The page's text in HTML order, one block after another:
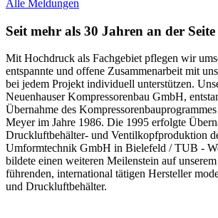
Alle Meldungen
Seit mehr als 30 Jahren an der
Mit Hochdruck als Fachgebiet pflegen wir
entspannte und offene Zusammenarbeit mit
bei jedem Projekt individuell unterstützen.
Neuenhauser Kompressorenbau GmbH,
Übernahme des
Meyer im Jahre 1986. Die 1995 erfolgte
Druckluftbehälter- und Ventilkopfproduktion
Umformtechnik GmbH in Bielefeld / TUB -
bildete einen weiteren Meilenstein auf
führenden, international tätigen Hersteller
und Druckluftbehälter.